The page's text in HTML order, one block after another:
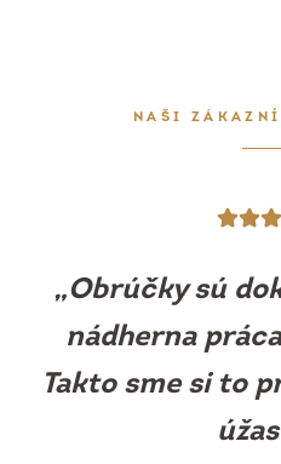
NAŠI
Obrúčky sú
uliate. Máme